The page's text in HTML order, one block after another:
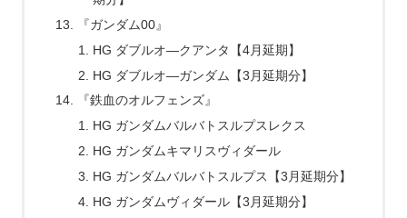
『ガンダム00』
HG ダブルオ―クアンタ【4月延期】
HG ダブルオ―ガンダム【3月延期分】
『鉄血のオルフェンズ』
HG ガンダムバルバトスルプスレクス
HG ガンダムキマリスヴィダール
HG ガンダムバルバトスルプス【3月延期分】
HG ガンダムヴィダール【3月延期分】